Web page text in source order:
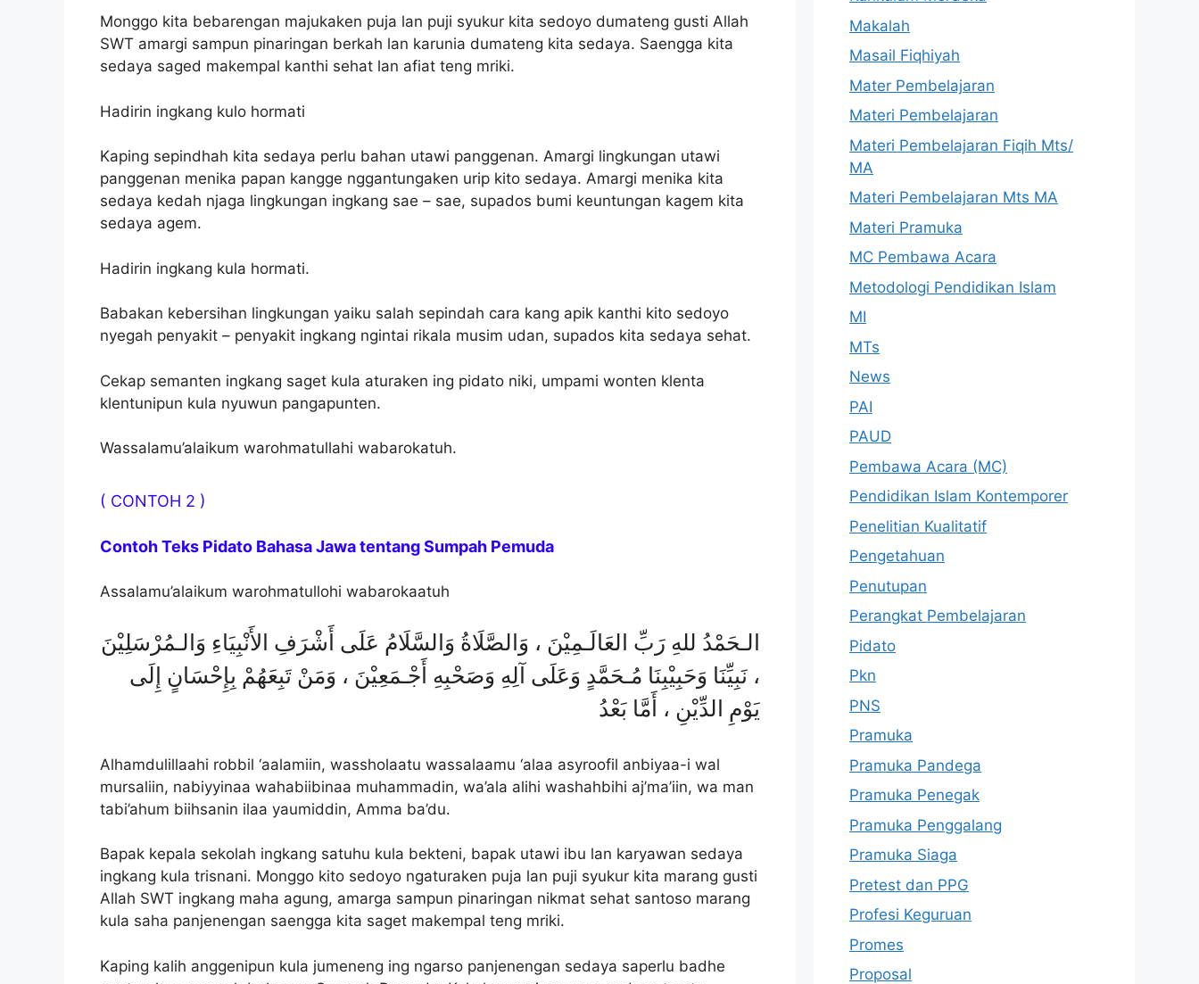
Monggo kita bebarengan majukaken puja lan puji syukur kita sedoyo dumateng gusti Allah
SWT amargi sampun pinaringan berkah lan karunia dumateng kita sedaya. Saengga kita
sedaya saged makempal kanthi sehat lan afiat teng mriki.
Hadirin ingkang kulo hormati
Kaping sepindhah kita sedaya perlu bahan utawi panggenan. Amargi lingkungan utawi
panggenan menika papan kangge nggantungaken urip kito sedaya. Amargi menika kita
sedaya kedah njaga lingkungan ingkang sae – sae, supados bumi keuntungan kagem kita
sedaya agem.
Hadirin ingkang kula hormati.
Babakan kebersihan lingkungan yaiku salah sepindah cara kang apik kanthi kito sedoyo
nyegah penyakit – penyakit ingkang ngintai rikala musim udan, supados kita sedaya sehat.
Cekap semanten ingkang saget kula aturaken ing pidato niki, umpami wonten klenta
klentunipun kula nyuwun pangapunten.
Wassalamu’alaikum warohmatullahi wabarokatuh.
( CONTOH 2 )
Contoh Teks Pidato Bahasa Jawa tentang Sumpah Pemuda
Assalamu’alaikum warohmatullohi wabarokaatuh
الـحَمْدُ للهِ رَبِّ العَالَـمِيْنَ ، وَالصَّلَاةُ وَالسَّلَامُ عَلَى أَشْرَفِ الأَنْبِيَاءِ وَالـمُرْسَلِيْنَ
، نَبِيِّنَا وَحَبِيْبِنَا مُـحَمَّدٍ وَعَلَى آلِهِ وَصَحْبِهِ أَجْـمَعِيْنَ ، وَمَنْ تَبِعَهُمْ بِإِحْسَانٍ إِلَى
يَوْمِ الدِّيْنِ ، أَمَّا بَعْدُ
Alhamdulillaahi robbil ‘aalamiin, wassholaatu wassalaamu ‘alaa asyroofil anbiyaa-i wal
mursaliin, nabiyyinaa wahabiibinaa muhammadin, wa’ala alihi washahbihi aj’ma’iin, wa man
tabi’ahum biihsanin ilaa yaumiddin, Amma ba’du.
Bapak kepala sekolah ingkang satuhu kula bekteni, bapak utawi ibu lan karyawan sedaya
ingkang kula trisnani. Monggo kito sedoyo ngaturaken puja lan puji syukur kita marang gusti
Allah SWT ingkang maha agung, amarga sampun pinaringan nikmat sehat santoso marang
kula saha panjenengan saengga kita saget makempal teng mriki.
Kaping kalih anggenipun kula jumeneng ing ngarso panjenengan sedaya saperlu badhe
Makalah
Masail Fiqhiyah
Mater Pembelajaran
Materi Pembelajaran
Materi Pembelajaran Fiqih Mts/
MA
Materi Pembelajaran Mts MA
Materi Pramuka
MC Pembawa Acara
Metodologi Pendidikan Islam
MI
MTs
News
PAI
PAUD
Pembawa Acara (MC)
Pendidikan Islam Kontemporer
Penelitian Kualitatif
Pengetahuan
Penutupan
Perangkat Pembelajaran
Pidato
Pkn
PNS
Pramuka
Pramuka Pandega
Pramuka Penegak
Pramuka Penggalang
Pramuka Siaga
Pretest dan PPG
Profesi Keguruan
Promes
Proposal